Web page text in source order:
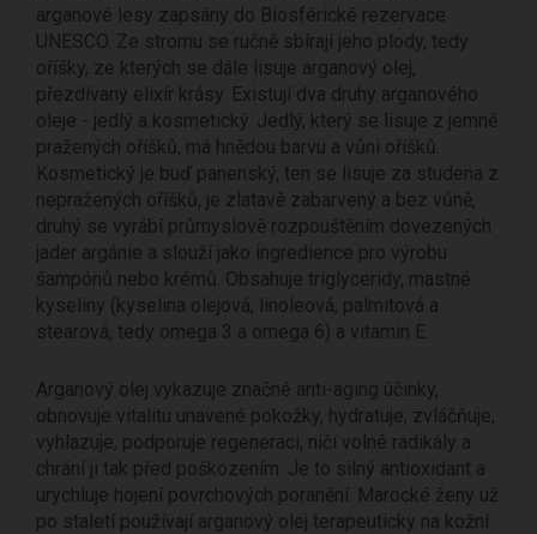
arganové lesy zapsány do Biosférické rezervace
UNESCO. Ze stromu se ručně sbírají jeho plody, tedy
oříšky, ze kterých se dále lisuje arganový olej,
přezdívaný elixír krásy. Existují dva druhy arganového
oleje - jedlý a kosmetický. Jedlý, který se lisuje z jemně
pražených oříšků, má hnědou barvu a vůni oříšků.
Kosmetický je buď panenský, ten se lisuje za studena z
nepražených oříšků, je zlatavě zabarvený a bez vůně,
druhý se vyrábí průmyslově rozpouštěním dovezených
jader argánie a slouží jako ingredience pro výrobu
šampónů nebo krémů. Obsahuje triglyceridy, mastné
kyseliny (kyselina olejová, linoleová, palmitová a
stearová, tedy omega 3 a omega 6) a vitamin E.
Arganový olej vykazuje značné anti-aging účinky,
obnovuje vitalitu unavené pokožky, hydratuje, zvláčňuje,
vyhlazuje, podporuje regeneraci, ničí volné radikály a
chrání ji tak před poškozením. Je to silný antioxidant a
urychluje hojení povrchových poranění. Marocké ženy už
po staletí používají arganový olej terapeuticky na kožní